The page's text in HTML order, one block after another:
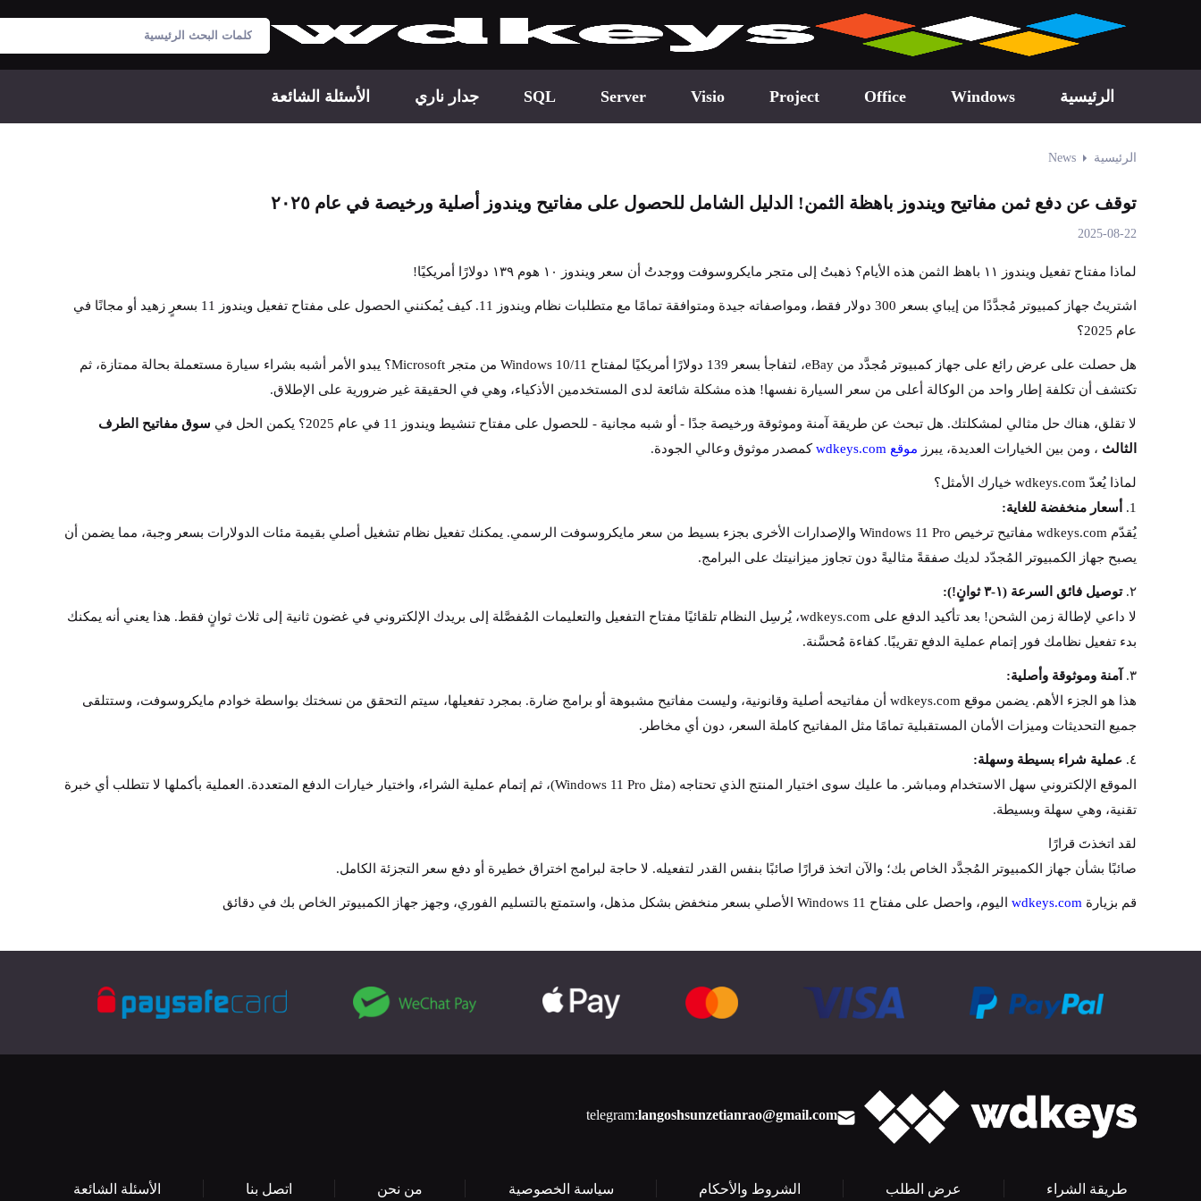
الرئيسية Windows
Office
Project
Visio
Server
SQL جدار ناري الأسئلة الشائعة
الرئيسية News
توقف عن دفع ثمن مفاتيح ويندوز باهظة الثمن! الدليل الشامل للحصول على مفاتيح ويندوز أصلية ورخيصة في عام ٢٠٢٥
2025-08-22
لماذا مفتاح تفعيل ويندوز ١١ باهظ الثمن هذه الأيام؟ ذهبتُ إلى متجر مايكروسوفت ووجدتُ أن سعر ويندوز ١٠ هوم ١٣٩ دولارًا أمريكيًا!
اشتريتُ جهاز كمبيوتر مُجدَّدًا من إيباي بسعر 300 دولار فقط، ومواصفاته جيدة ومتوافقة تمامًا مع متطلبات نظام ويندوز 11. كيف يُمكنني الحصول على مفتاح تفعيل ويندوز 11 بسعرٍ زهيد أو مجانًا في
عام 2025؟
هل حصلت على عرض رائع على جهاز كمبيوتر مُجدَّد من eBay، لتفاجأ بسعر 139 دولارًا أمريكيًا لمفتاح Windows 10/11 من متجر Microsoft؟ يبدو الأمر أشبه بشراء سيارة مستعملة بحالة ممتازة، ثم
تكتشف أن تكلفة إطار واحد من الوكالة أعلى من سعر السيارة نفسها! هذه مشكلة شائعة لدى المستخدمين الأذكياء، وهي في الحقيقة غير ضرورية على الإطلاق.
لا تقلق، هناك حل مثالي لمشكلتك. هل تبحث عن طريقة آمنة وموثوقة ورخيصة جدًا - أو شبه مجانية - للحصول على مفتاح تنشيط ويندوز 11 في عام 2025؟ يكمن الحل في
سوق مفاتيح الطرف
الثالث ، ومن بين الخيارات العديدة، يبرز موقع wdkeys.com كمصدر موثوق وعالي الجودة.
لماذا يُعدّ wdkeys.com خيارك الأمثل؟
1.
أسعار منخفضة للغاية:
يُقدّم wdkeys.com مفاتيح ترخيص Windows 11 Pro والإصدارات الأخرى بجزء بسيط من سعر مايكروسوفت الرسمي. يمكنك تفعيل نظام تشغيل أصلي بقيمة مئات الدولارات بسعر وجبة، مما يضمن أن
يصبح جهاز الكمبيوتر المُجدّد لديك صفقةً مثاليةً دون تجاوز ميزانيتك على البرامج.
٢. توصيل فائق السرعة (١-٣ ثوانٍ!):
لا داعي لإطالة زمن الشحن! بعد تأكيد الدفع على wdkeys.com، يُرسِل النظام تلقائيًا مفتاح التفعيل والتعليمات المُفصَّلة إلى بريدك الإلكتروني في غضون ثانية إلى ثلاث ثوانٍ فقط. هذا يعني أنه يمكنك
بدء تفعيل نظامك فور إتمام عملية الدفع تقريبًا. كفاءة مُحسَّنة.
٣.
آمنة وموثوقة وأصلية:
هذا هو الجزء الأهم. يضمن موقع wdkeys.com أن مفاتيحه أصلية وقانونية، وليست مفاتيح مشبوهة أو برامج ضارة. بمجرد تفعيلها، سيتم التحقق من نسختك بواسطة خوادم مايكروسوفت، وستتلقى
جميع التحديثات وميزات الأمان المستقبلية تمامًا مثل المفاتيح كاملة السعر، دون أي مخاطر.
٤.
عملية شراء بسيطة وسهلة:
الموقع الإلكتروني سهل الاستخدام ومباشر. ما عليك سوى اختيار المنتج الذي تحتاجه (مثل Windows 11 Pro)، ثم إتمام عملية الشراء، واختيار خيارات الدفع المتعددة. العملية بأكملها لا تتطلب أي خبرة
تقنية، وهي سهلة وبسيطة.
لقد اتخذتَ قرارًا
صائبًا بشأن جهاز الكمبيوتر المُجدَّد الخاص بك؛ والآن اتخذ قرارًا صائبًا بنفس القدر لتفعيله. لا حاجة لبرامج اختراق خطيرة أو دفع سعر التجزئة الكامل.
قم بزيارة wdkeys.com اليوم، واحصل على مفتاح Windows 11 الأصلي بسعر منخفض بشكل مذهل، واستمتع بالتسليم الفوري، وجهز جهاز الكمبيوتر الخاص بك في دقائق
zetianrao@gmail.com
telegram:langoshsun
طريقة الشراء عرض الطلب الشروط والأحكام سياسة الخصوصية من نحن اتصل بنا الأسئلة الشائعة